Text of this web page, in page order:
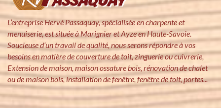
L’entreprise Hervé Passaquay, spécialisée en charpente et
menuiserie, est située à Marignier et Ayze en Haute-Savoie.
Soucieuse d’un travail de qualité, nous serons répondre à vos
besoins en matière de couverture de toit, zinguerie ou cuivrerie,
Extension de maison, maison ossature bois, rénovation de chalet
ou de maison bois, installation de fenêtre, fenêtre de toit, portes...